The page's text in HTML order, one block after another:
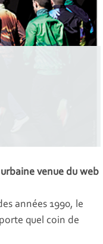
venue du web
années 1990, le
quel coin de